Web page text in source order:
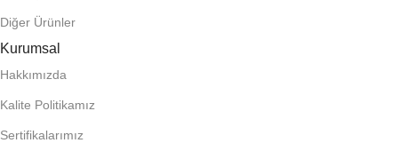
Diğer Ürünler
Kurumsal
Hakkımızda
Kalite Politikamız
Sertifikalarımız